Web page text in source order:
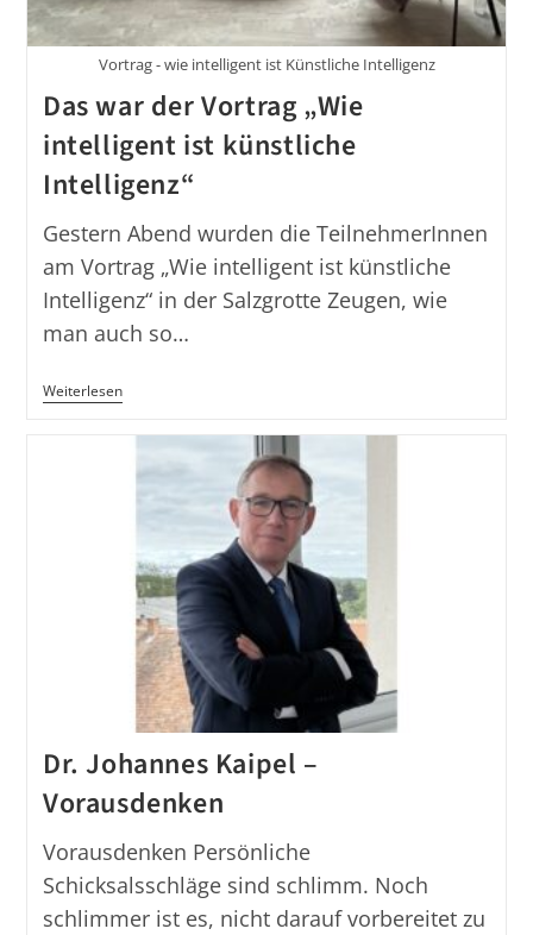
Vortrag - wie intelligent ist Künstliche Intelligenz
Das war der Vortrag „Wie
intelligent ist künstliche
Intelligenz“
Gestern Abend wurden die TeilnehmerInnen
am Vortrag „Wie intelligent ist künstliche
Intelligenz“ in der Salzgrotte Zeugen, wie
man auch so…
WeiterlesenDas
War
„Wie
Intelligent
Intelligenz“
Dr. Johannes Kaipel –
Vorausdenken
Vorausdenken Persönliche
Schicksalsschläge sind schlimm. Noch
schlimmer ist es, nicht darauf vorbereitet zu